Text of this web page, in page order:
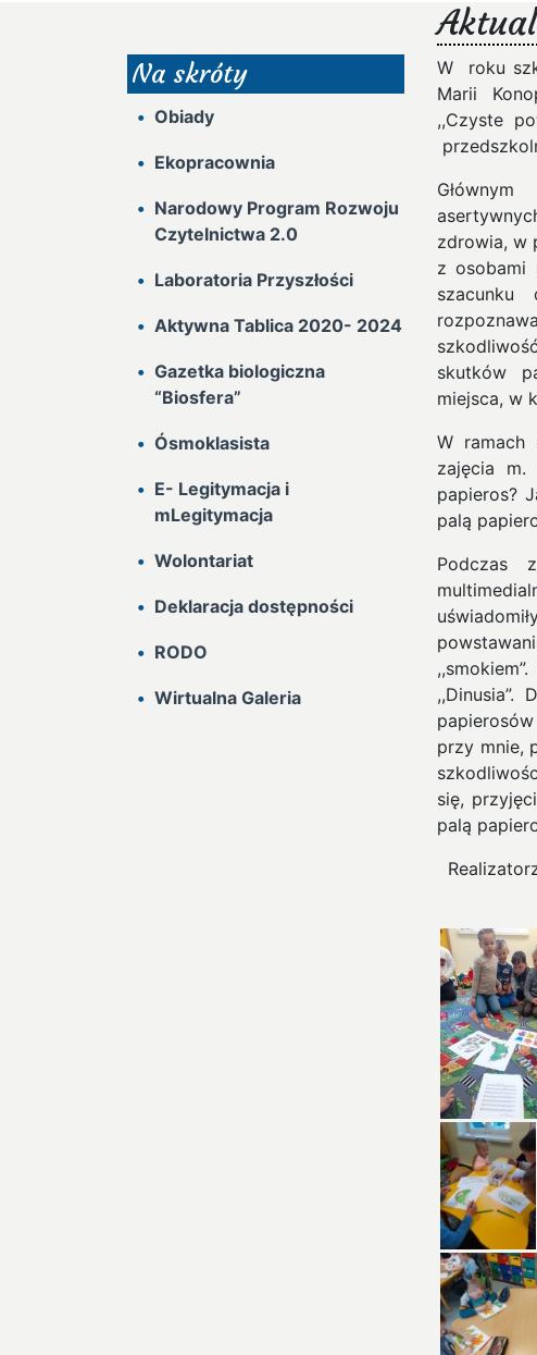
Na skróty
Obiady
Ekopracownia
Narodowy Program Rozwoju
Czytelnictwa 2.0
Laboratoria Przyszłości
Aktywna Tablica 2020- 2024
Gazetka biologiczna
“Biosfera”
Ósmoklasista
E- Legitymacja i
mLegitymacja
Wolontariat
Deklaracja dostępności
RODO
Wirtualna Galeria
W roku
Marii
,,Czyste
zdrowia, w
z osobami
szacunku
skutków
miejsca, w
W ramach
zajęcia
papieros?
palą
Podczas
,,Dinusia”.
przy mnie,
się,
palą